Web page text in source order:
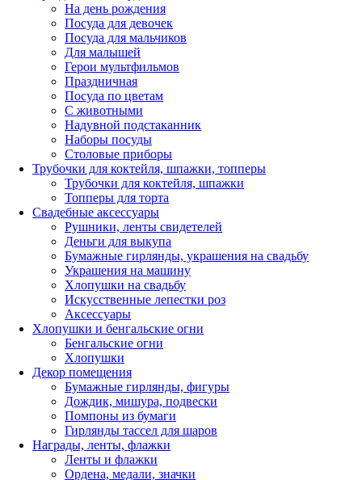
На день рождения
Посуда для девочек
Посуда для мальчиков
Для малышей
Герои мультфильмов
Праздничная
Посуда по цветам
С животными
Надувной подстаканник
Наборы посуды
Столовые приборы
Трубочки для коктейля, шпажки, топперы
Трубочки для коктейля, шпажки
Топперы для торта
Свадебные аксессуары
Рушники, ленты свидетелей
Деньги для выкупа
Бумажные гирлянды, украшения на свадьбу
Украшения на машину
Хлопушки на свадьбу
Искусственные лепестки роз
Аксессуары
Хлопушки и бенгальские огни
Бенгальские огни
Хлопушки
Декор помещения
Бумажные гирлянды, фигуры
Дождик, мишура, подвески
Помпоны из бумаги
Гирлянды тассел для шаров
Награды, ленты, флажки
Ленты и флажки
Ордена, медали, значки